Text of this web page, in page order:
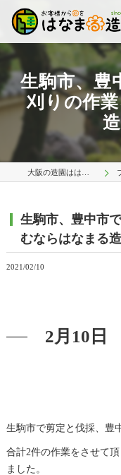
生駒市、豊
刈りの作
ブ
生駒市、豊中市
むならはなまる
2021/02/10
2月10日
生駒市で剪定と伐採、豊
合計2件の作業をさせて
ました。